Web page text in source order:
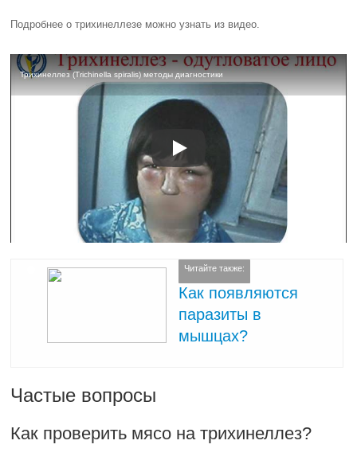
Подробнее о трихинеллезе можно узнать из видео.
Трихинеллез (Trichinella spiralis) методы диагностики
Читайте также:
Как появляются
паразиты в
мышцах?
Частые вопросы
Как проверить мясо на трихинеллез?